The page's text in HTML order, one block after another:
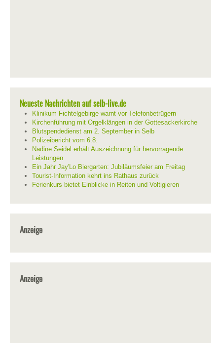
Neueste Nachrichten auf selb-live.de
Klinikum Fichtelgebirge warnt vor Telefonbetrügern
Kirchenführung mit Orgelklängen in der Gottesackerkirche
Blutspendedienst am 2. September in Selb
Polizeibericht vom 6.8.
Nadine Seidel erhält Auszeichnung für hervorragende
Leistungen
Ein Jahr Jay'Lo Biergarten: Jubiläumsfeier am Freitag
Tourist-Information kehrt ins Rathaus zurück
Ferienkurs bietet Einblicke in Reiten und Voltigieren
Anzeige
Anzeige